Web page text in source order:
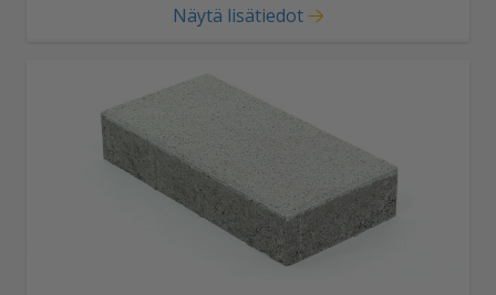
Näytä lisätiedot